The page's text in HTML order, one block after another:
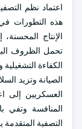
اعتماد نظم
هذه التطورات
الإنتاج
تحمل الظروف
الكفاءة
الصيانة وتزيد
العسكريين إلى
المنافسة وتفي
التصفية